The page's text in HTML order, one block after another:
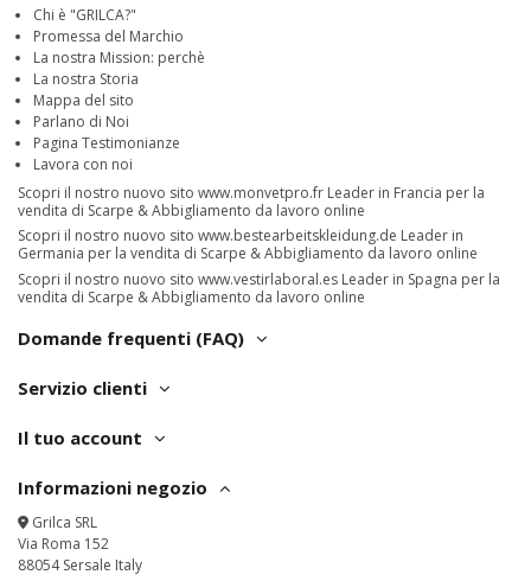
Chi è "GRILCA?"
Promessa del Marchio
La nostra Mission: perchè
La nostra Storia
Mappa del sito
Parlano di Noi
Pagina Testimonianze
Lavora con noi
Scopri il nostro nuovo sito www.monvetpro.fr Leader in Francia per la
vendita di Scarpe & Abbigliamento da lavoro online
Scopri il nostro nuovo sito www.bestearbeitskleidung.de Leader in
Germania per la vendita di Scarpe & Abbigliamento da lavoro online
Scopri il nostro nuovo sito www.vestirlaboral.es Leader in Spagna per la
vendita di Scarpe & Abbigliamento da lavoro online
Domande frequenti (FAQ)
Servizio clienti
Il tuo account
Informazioni negozio
Grilca SRL
Via Roma 152
88054 Sersale Italy